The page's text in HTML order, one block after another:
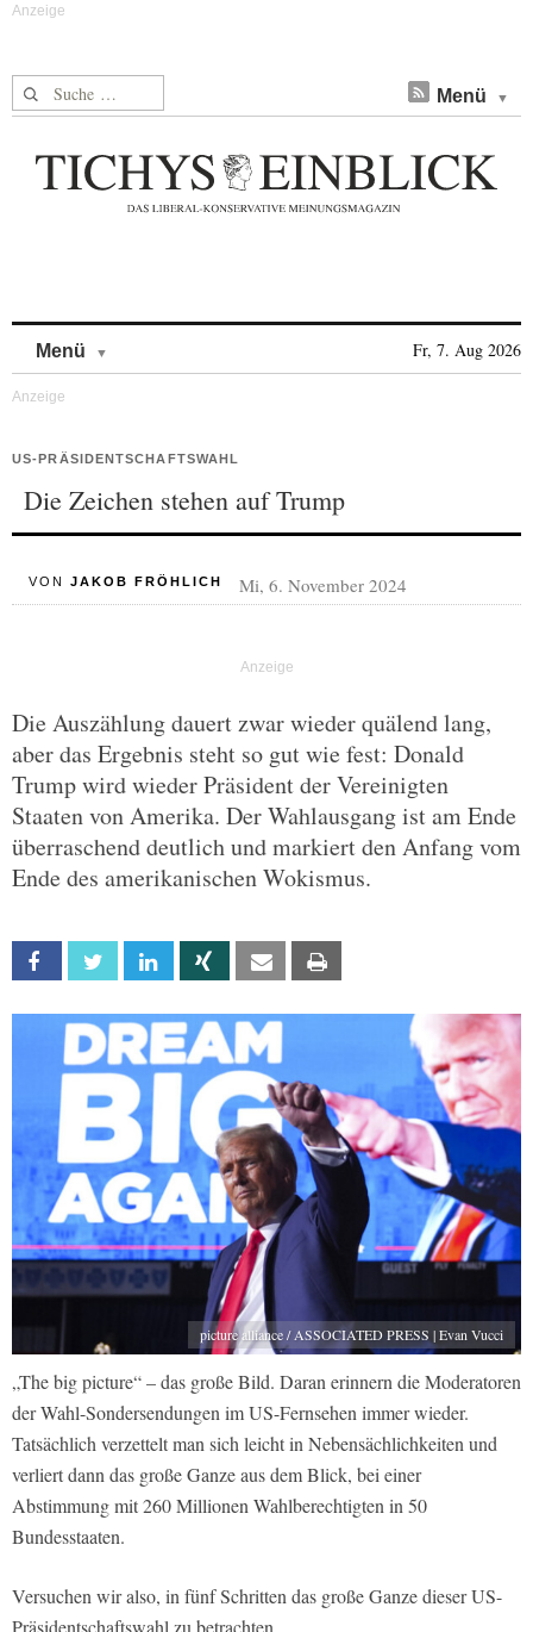
Suche nach: Menü
Menü Fr, 7. Aug 2026
US-PRÄSIDENTSCHAFTSWAHL
Die Zeichen stehen auf Trump
VON JAKOB FRÖHLICH Mi, 6. November 2024
Die Auszählung dauert zwar wieder quälend lang,
aber das Ergebnis steht so gut wie fest: Donald
Trump wird wieder Präsident der Vereinigten
Staaten von Amerika. Der Wahlausgang ist am Ende
überraschend deutlich und markiert den Anfang vom
Ende des amerikanischen Wokismus.
Facebook Twitter Linkedin Xing Email
picture alliance / ASSOCIATED PRESS | Evan Vucci
„The big picture“ – das große Bild. Daran erinnern die Moderatoren
der Wahl-Sondersendungen im US-Fernsehen immer wieder.
Tatsächlich verzettelt man sich leicht in Nebensächlichkeiten und
verliert dann das große Ganze aus dem Blick, bei einer
Abstimmung mit 260 Millionen Wahlberechtigten in 50
Bundesstaaten.
Versuchen wir also, in fünf Schritten das große Ganze dieser US-
Präsidentschaftswahl zu betrachten.